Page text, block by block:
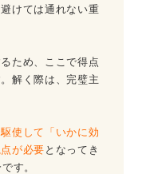
★★★★☆）
）
）
策する際のポイント
けては通れない重
ため、ここで得点
解く際は、完璧主
使して「いかに効
が必要 となってき
す。